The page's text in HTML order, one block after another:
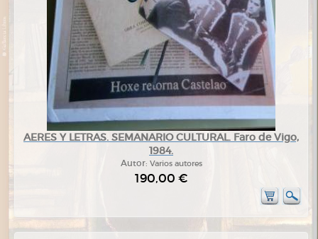
AERES Y LETRAS. SEMANARIO CULTURAL. Faro de Vigo,
1984.
Autor: Varios autores
190,00 €